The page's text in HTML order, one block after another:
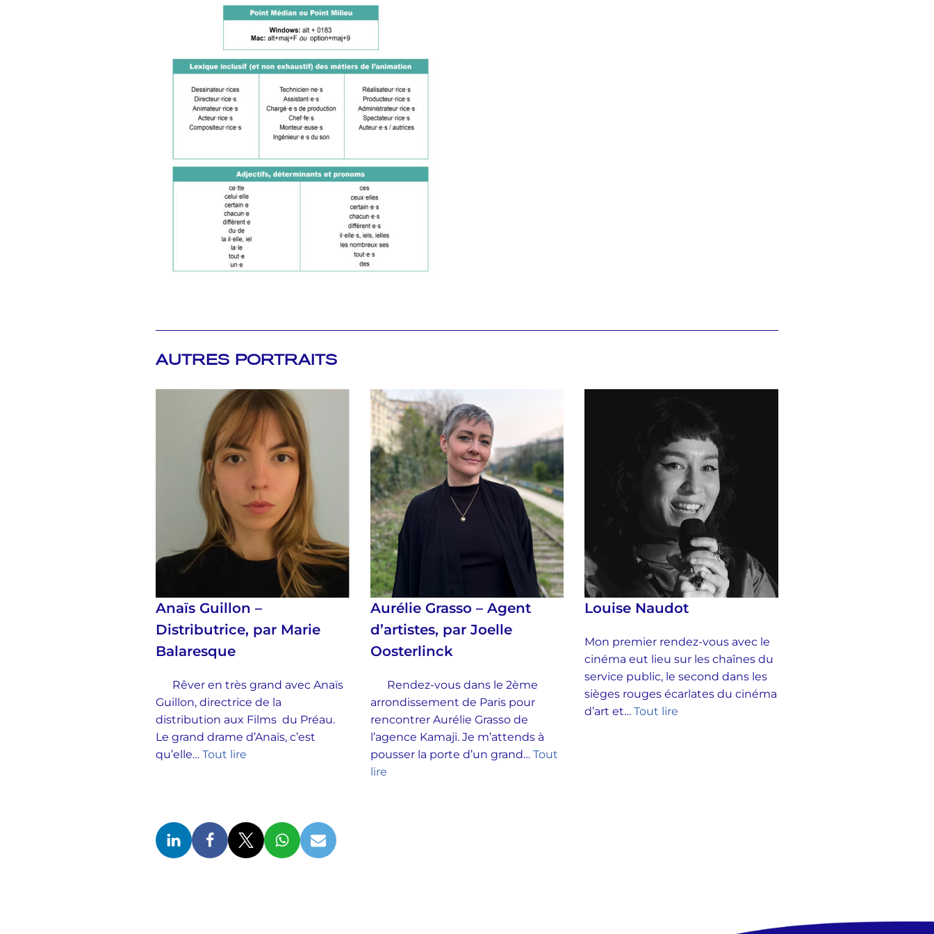
AUTRES PORTRAITS
Anaïs Guillon –
Distributrice, par Marie
Balaresque
Rêver en très grand avec Anaïs
Guillon, directrice de la
distribution aux Films du Préau.
Le grand drame d’Anaïs, c’est
qu’elle… Tout lire
Aurélie Grasso – Agent
d’artistes, par Joelle
Oosterlinck
Rendez-vous dans le 2ème
arrondissement de Paris pour
rencontrer Aurélie Grasso de
l’agence Kamaji. Je m’attends à
pousser la porte d’un grand… Tout
lire
Louise Naudot
Mon premier rendez-vous avec le
cinéma eut lieu sur les chaînes du
service public, le second dans les
sièges rouges écarlates du cinéma
d’art et…Tout lire